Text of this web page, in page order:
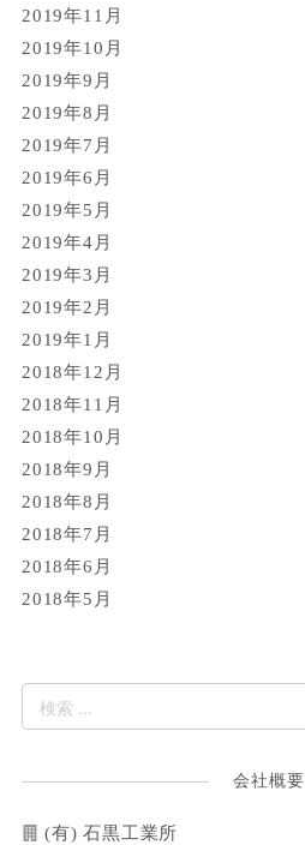
2019年11月
2019年10月
2019年9月
2019年8月
2019年7月
2019年6月
2019年5月
2019年4月
2019年3月
2019年2月
2019年1月
2018年12月
2018年11月
2018年10月
2018年9月
2018年8月
2018年7月
2018年6月
2018年5月
会社概要
(有) 石黒工業所